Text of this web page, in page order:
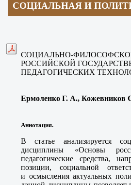
СОЦИАЛЬНАЯ И
СОЦИАЛЬНО-
РОССИЙСКОЙ
ПЕДАГОГИЧЕСКИХ
Ермоленко Г. А., Кожевников
Аннотация.
В статье анализируется
дисциплины «Основы
педагогические средства,
позиции, социальной
и осмысления актуальных